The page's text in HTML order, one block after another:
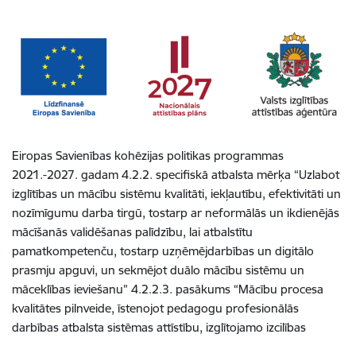
Eiropas Savienības kohēzijas politikas programmas
2021.-2027. gadam 4.2.2. specifiskā atbalsta mērķa “Uzlabot
izglītības un mācību sistēmu kvalitāti, iekļautību, efektivitāti un
nozīmīgumu darba tirgū, tostarp ar neformālās un ikdienējās
mācīšanās validēšanas palīdzību, lai atbalstītu
pamatkompetenču, tostarp uzņēmējdarbības un digitālo
prasmju apguvi, un sekmējot duālo mācību sistēmu un
māceklības ieviešanu” 4.2.2.3. pasākums “Mācību procesa
kvalitātes pilnveide, īstenojot pedagogu profesionālās
darbības atbalsta sistēmas attīstību, izglītojamo izcilības